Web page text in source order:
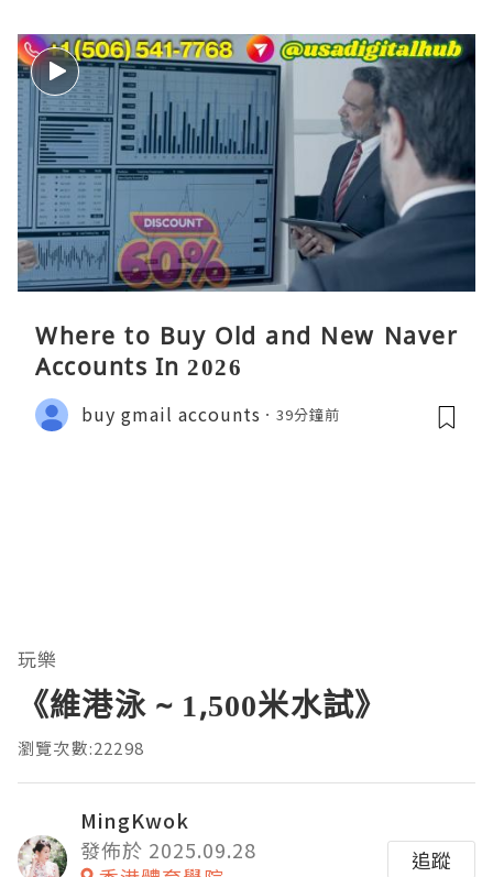
Where to Buy Old and New Naver
Accounts In 2026
buy gmail accounts 39分鐘前
玩樂
《維港泳 ~ 1,500米水試》
瀏覽次數:22298
MingKwok
發佈於 2025.09.28
追蹤